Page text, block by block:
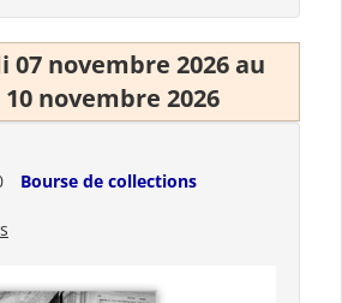
07 novembre 2026 au
novembre 2026
Bourse de collections